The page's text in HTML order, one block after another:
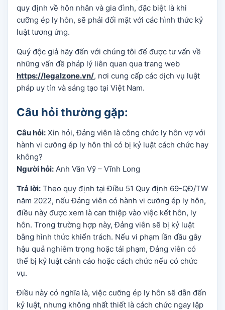
quy định về hôn nhân và gia đình, đặc biệt là khi
cưỡng ép ly hôn, sẽ phải đối mặt với các hình thức kỷ
luật tương ứng.
Quý độc giả hãy đến với chúng tôi để được tư vấn về
những vấn đề pháp lý liên quan qua trang web
https://legalzone.vn/, nơi cung cấp các dịch vụ luật
pháp uy tín và sáng tạo tại Việt Nam.
Câu hỏi thường gặp:
Câu hỏi: Xin hỏi, Đảng viên là công chức ly hôn vợ với
hành vi cưỡng ép ly hôn thì có bị kỷ luật cách chức hay
không?
Người hỏi: Anh Văn Vỹ – Vĩnh Long
Trả lời: Theo quy định tại Điều 51 Quy định 69-QĐ/TW
năm 2022, nếu Đảng viên có hành vi cưỡng ép ly hôn,
điều này được xem là can thiệp vào việc kết hôn, ly
hôn. Trong trường hợp này, Đảng viên sẽ bị kỷ luật
bằng hình thức khiển trách. Nếu vi phạm lần đầu gây
hậu quả nghiêm trọng hoặc tái phạm, Đảng viên có
thể bị kỷ luật cảnh cáo hoặc cách chức nếu có chức
vụ.
Điều này có nghĩa là, việc cưỡng ép ly hôn sẽ dẫn đến
kỷ luật, nhưng không nhất thiết là cách chức ngay lập